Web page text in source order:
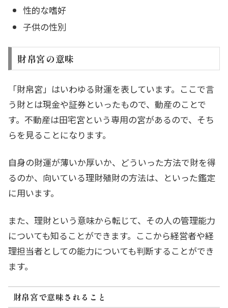
性的な嗜好
子供の性別
財帛宮の意味
「財帛宮」はいわゆる財運を表しています。ここで言
う財とは現金や証券といったもので、動産のことで
す。不動産は田宅宮という専用の宮があるので、そち
らを見ることになります。
自身の財運が薄いか厚いか、どういった方法で財を得
るのか、向いている理財殖財の方法は、といった鑑定
に用います。
また、理財という意味から転じて、その人の管理能力
についても知ることができます。ここから経営者や経
理担当者としての能力についても判断することができ
ます。
財帛宮で意味されること